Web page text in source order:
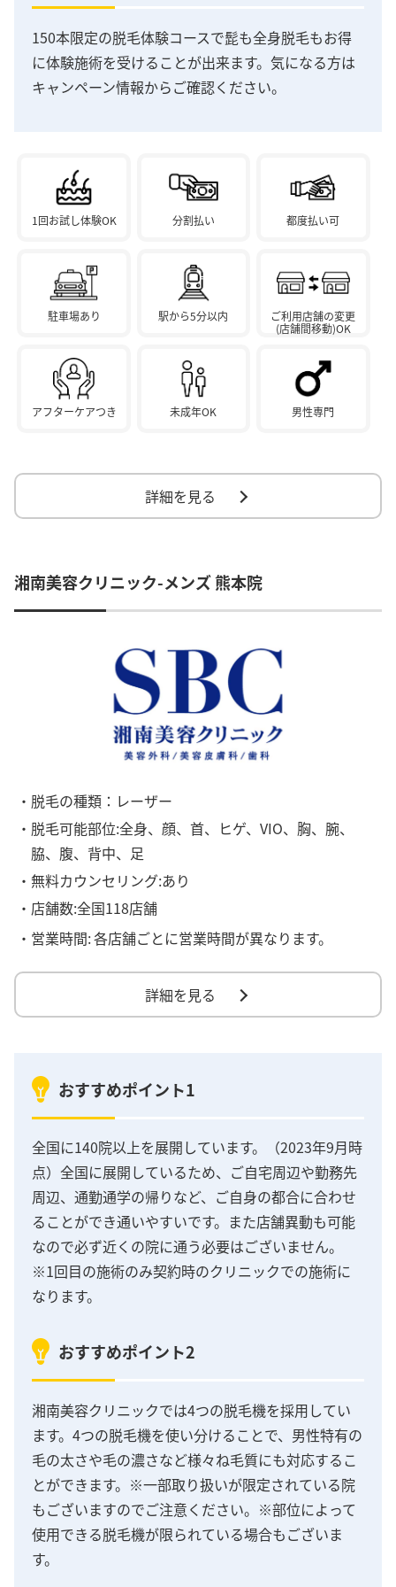
150本限定の脱毛体験コースで髭も全身脱毛もお得
に体験施術を受けることが出来ます。気になる方は
キャンペーン情報からご確認ください。
1回お試し体験OK 分割払い 都度払い可
駐車場あり 駅から5分以内
ご利用店舗の変更
(店舗間移動)OK
アフターケアつき 未成年OK 男性専門
詳細を見る
湘南美容クリニック-メンズ 熊本院
・脱毛の種類：レーザー
・脱毛可能部位:全身、顔、首、ヒゲ、VIO、胸、腕、
脇、腹、背中、足
・無料カウンセリング:あり
・店舗数:全国118店舗
・営業時間:各店舗ごとに営業時間が異なります。
詳細を見る
おすすめポイント1
全国に140院以上を展開しています。（2023年9月時
点）全国に展開しているため、ご自宅周辺や勤務先
周辺、通勤通学の帰りなど、ご自身の都合に合わせ
ることができ通いやすいです。また店舗異動も可能
なので必ず近くの院に通う必要はございません。
※1回目の施術のみ契約時のクリニックでの施術に
なります。
おすすめポイント2
湘南美容クリニックでは4つの脱毛機を採用してい
ます。4つの脱毛機を使い分けることで、男性特有の
毛の太さや毛の濃さなど様々ね毛質にも対応するこ
とができます。※一部取り扱いが限定されている院
もございますのでご注意ください。※部位によって
使用できる脱毛機が限られている場合もございま
す。